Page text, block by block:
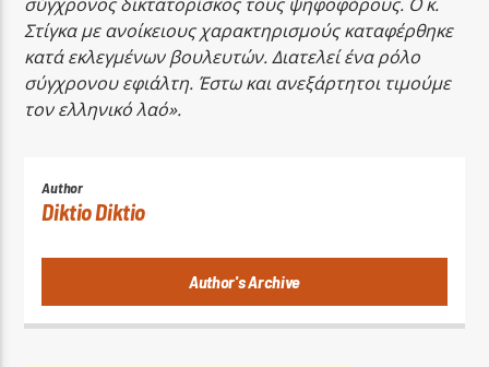
Στίγκα με ανοίκειους χαρακτηρισμούς καταφέρθηκε
κατά εκλεγμένων βουλευτών. Διατελεί ένα ρόλο
σύγχρονου εφιάλτη. Έστω και ανεξάρτητοι τιμούμε
τον ελληνικό λαό».
Author
Diktio Diktio
Author's Archive